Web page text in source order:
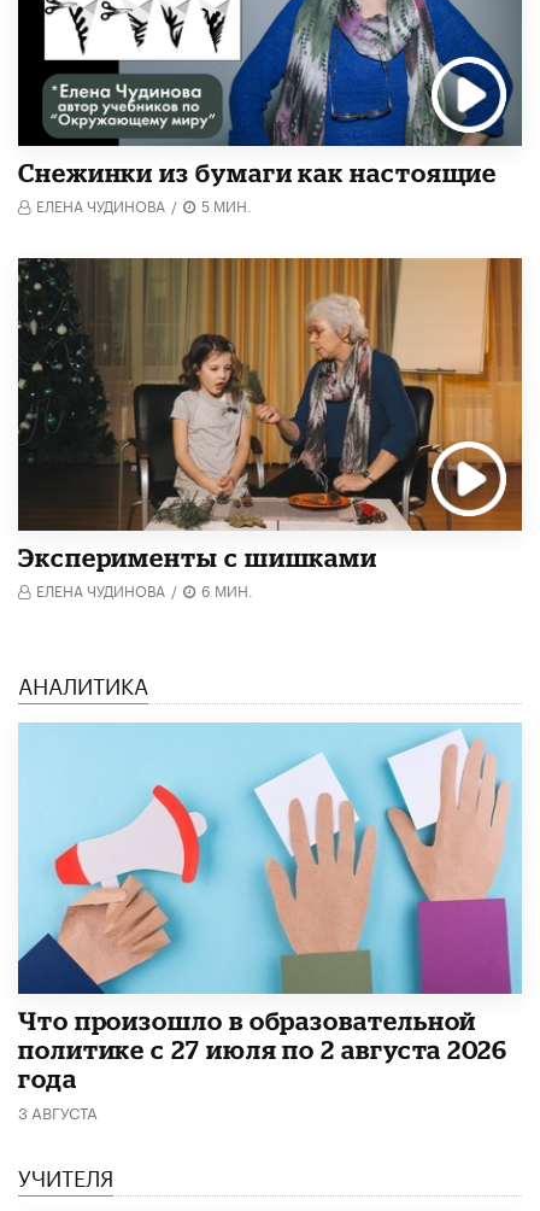
Снежинки из бумаги как настоящие
ЕЛЕНА ЧУДИНОВА / 5 МИН.
Эксперименты с шишками
ЕЛЕНА ЧУДИНОВА / 6 МИН.
АНАЛИТИКА
​Что произошло в образовательной
политике с 27 июля по 2 августа 2026
года
3 АВГУСТА
УЧИТЕЛЯ